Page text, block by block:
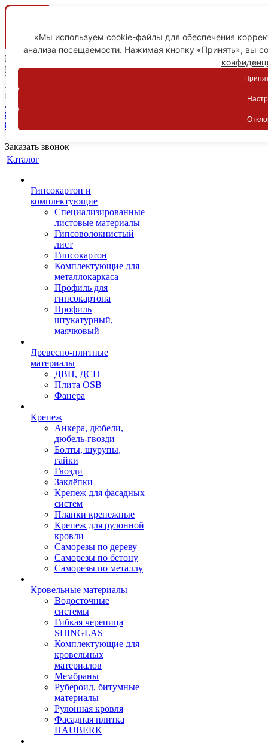
Ваш город
Пятигорск
Личный кабинет
8-800-775-59-89
8-800-775-59-89
+7 918 754-83-77
Заказать звонок
Каталог
Гипсокартон и
комплектующие
Специализированные
листовые материалы
Гипсоволокнистый
лист
Гипсокартон
Комплектующие для
металлокаркаса
Профиль для
гипсокартона
Профиль
штукатурный,
маячковый
Древесно-плитные
материалы
ДВП, ДСП
Плита OSB
Фанера
Крепеж
Анкера, дюбели,
дюбель-гвозди
Болты, шурупы,
гайки
Гвозди
Заклёпки
Крепеж для фасадных
систем
Планки крепежные
Крепеж для рулонной
кровли
Саморезы по дереву
Саморезы по бетону
Саморезы по металлу
Кровельные материалы
Водосточные
системы
Гибкая черепица
SHINGLAS
Комплектующие для
кровельных
материалов
Мембраны
Рубероид, битумные
материалы
Рулонная кровля
Фасадная плитка
HAUBERK
«Мы используем cookie-файлы для обеспечения
анализа посещаемости. Нажимая кнопку «Принять», вы